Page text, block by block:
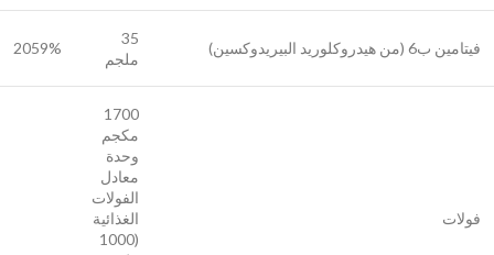
فيتامين ب6 (من هيدروكلوريد البيريدوكسين)
35
ملجم
2059%
فولات
1700
مكجم
وحدة
معادل
الفولات
الغذائية
(1000